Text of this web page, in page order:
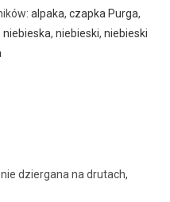
alpaka,czapka Purga,
niebieska,niebieski,niebieski
dziergana na drutach,